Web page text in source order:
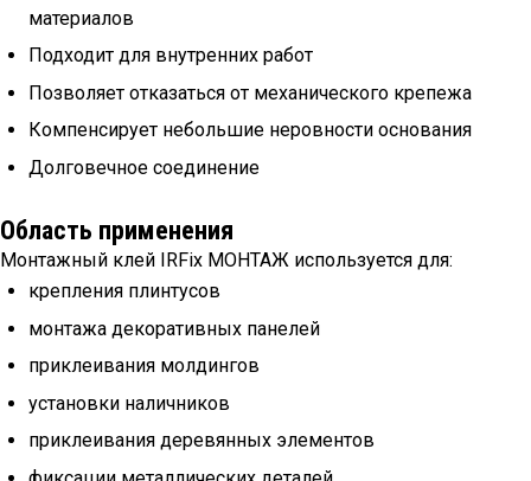
материалов
Подходит для внутренних работ
Позволяет отказаться от механического крепежа
Компенсирует небольшие неровности основания
Долговечное соединение
Область применения
Монтажный клей IRFix МОНТАЖ используется для:
крепления плинтусов
монтажа декоративных панелей
приклеивания молдингов
установки наличников
приклеивания деревянных элементов